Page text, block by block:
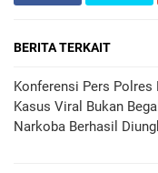
BERITA TERKAIT
Konferensi Pers Polres
Kasus Viral Bukan
Narkoba Berhasil